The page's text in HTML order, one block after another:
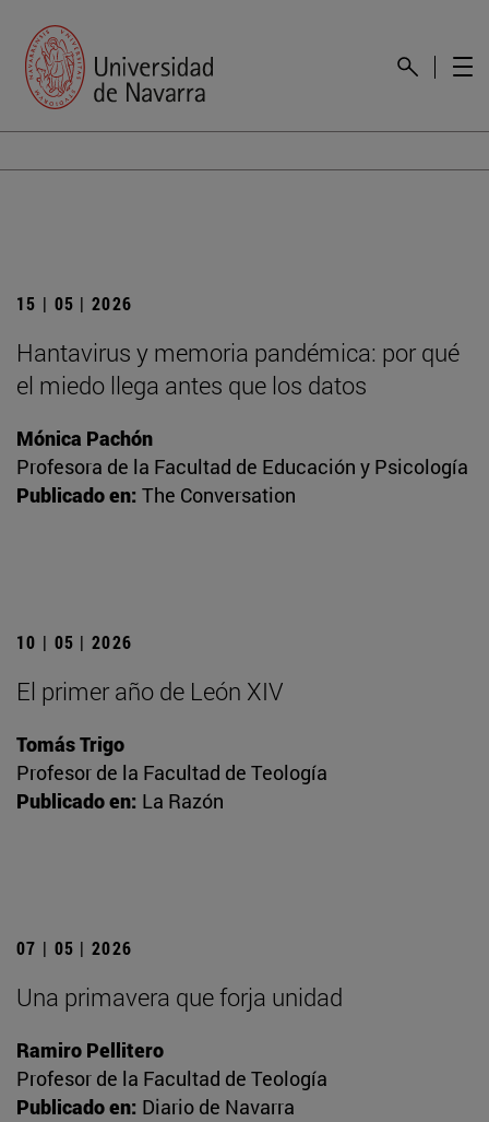
15 | 05 | 2026
Hantavirus y memoria pandémica: por qué
el miedo llega antes que los datos
Mónica Pachón
Profesora de la Facultad de Educación y Psicología
Publicado en: The Conversation
10 | 05 | 2026
El primer año de León XIV
Tomás Trigo
Profesor de la Facultad de Teología
Publicado en: La Razón
07 | 05 | 2026
Una primavera que forja unidad
Ramiro Pellitero
Profesor de la Facultad de Teología
Publicado en: Diario de Navarra